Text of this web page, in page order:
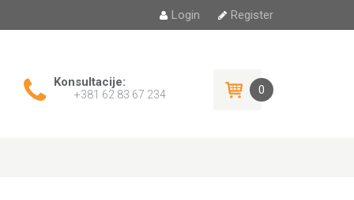
Login Register
Konsultacije:
+381 62 83 67 234 0